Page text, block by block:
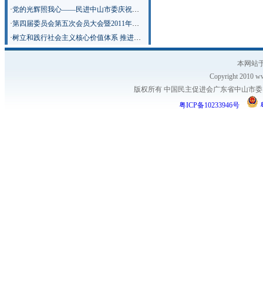
·党的光辉照我心——民进中山市委庆祝中国共产党成立90周年纪念演出
·第四届委员会第五次会员大会暨2011年迎春茶话会
·树立和践行社会主义核心价值体系 推进学习型参政党建设
本网站
Copyright 2010
版权所有 中国民主促进会广东省中山
粤ICP备10233946号